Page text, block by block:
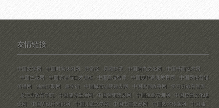
友情链接
中国文学网 中国时尚休闲网 致富经 风雅鹤壁 中国时尚文化网
中国书画艺术网
中国兰花网
中国演讲与口才训练 中国高考智库 中国现代家庭教育网
中国网络营销
传播网
油画定制网 趣学街 中国城市品牌建设网 中国民间故事网
学习力教育智库
意志力教育学院
中国健康生活网 中国营销策划网 中国企业培训网
中国校园文化建
设网
中国VI设计知识网 中国儿童文学网 中国书画交易网 中国艺术传播网
中国油